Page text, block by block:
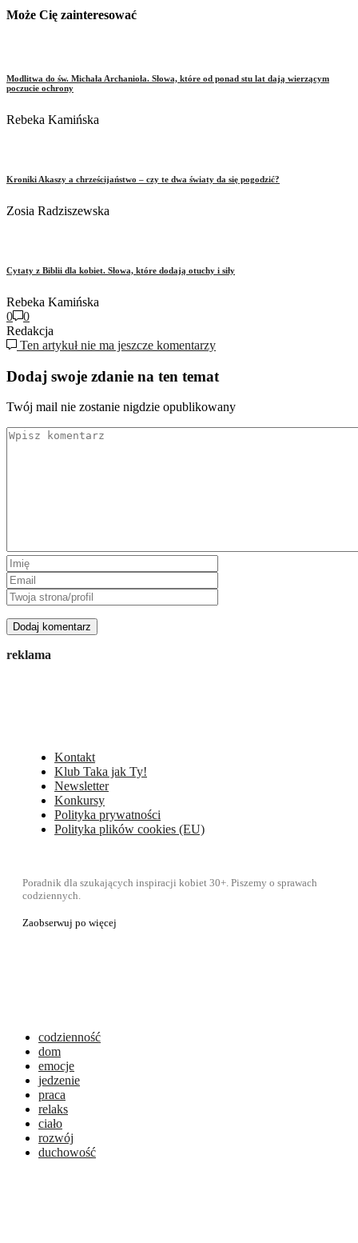
Może Cię zainteresować
Modlitwa do św. Michała Archanioła. Słowa, które od ponad stu lat dają wierzącym
poczucie ochrony
Rebeka Kamińska
Kroniki Akaszy a chrześcijaństwo – czy te dwa światy da się pogodzić?
Zosia Radziszewska
Cytaty z Biblii dla kobiet. Słowa, które dodają otuchy i siły
Rebeka Kamińska
0
0
Redakcja
Ten artykuł nie ma jeszcze komentarzy
Dodaj swoje zdanie na ten temat
Twój mail nie zostanie nigdzie opublikowany
reklama
Kontakt
Klub Taka jak Ty!
Newsletter
Konkursy
Polityka prywatności
Polityka plików cookies (EU)
Poradnik dla szukających inspiracji kobiet 30+. Piszemy o sprawach
codziennych.
Zaobserwuj po więcej
codzienność
dom
emocje
jedzenie
praca
relaks
ciało
rozwój
duchowość